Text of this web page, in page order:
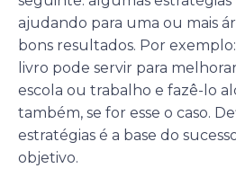
ajudando para uma ou mais
bons resultados. Por
livro pode servir para
escola ou trabalho e fazê-lo
também, se for esse o caso.
estratégias é a base do
objetivo.